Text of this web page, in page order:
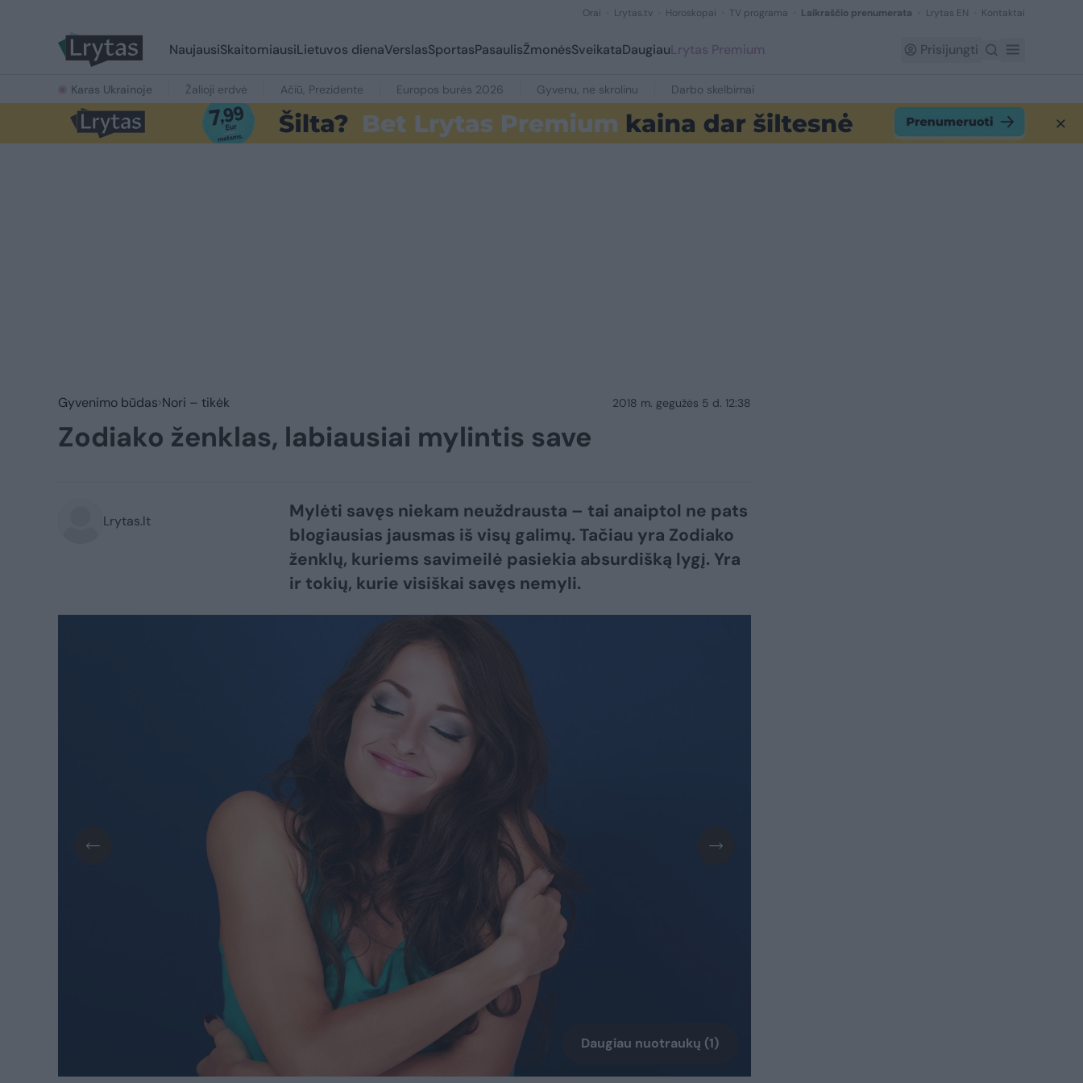
Orai Lrytas.tv Horoskopai TV programa Laikraščio prenumerata Lrytas EN Kontaktai
NaujausiSkaitomiausiLietuvos dienaVerslasSportasPasaulisŽmonėsSveikataDaugiauLrytas Premium Prisijungti
Karas Ukrainoje Žalioji erdvė Ačiū, Prezidente Europos burės 2026 Gyvenu, ne skrolinu Darbo skelbimai
Gyvenimo būdas Nori – tikėk 2018 m. gegužės 5 d. 12:38
Zodiako ženklas, labiausiai mylintis save
Lrytas.lt
Mylėti savęs niekam neuždrausta – tai anaiptol ne pats
blogiausias jausmas iš visų galimų. Tačiau yra Zodiako
ženklų, kuriems savimeilė pasiekia absurdišką lygį. Yra
ir tokių, kurie visiškai savęs nemyli.
Daugiau nuotraukų (1)